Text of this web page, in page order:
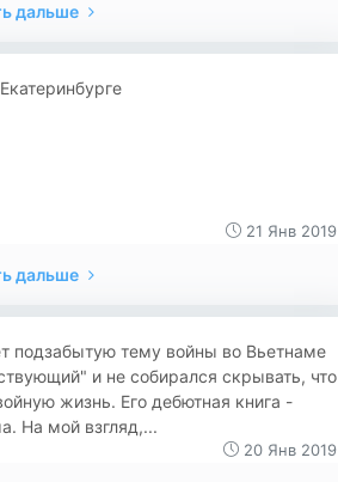
дальше
21 Янв 2019
дальше
подзабытую тему войны во Вьетнаме
и не собирался скрывать, что
жизнь. Его дебютная книга -
На мой взгляд,...
20 Янв 2019